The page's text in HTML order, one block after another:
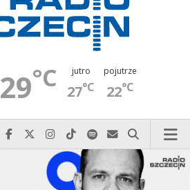
29°C jutro
27°C
pojutrze
22°C
Najlepiej po prostu do nas zadzwoń
Odwiedź nas na Facebook-u
Odwiedź nas na X
Odwiedź nas na Instagram-ie
Odwiedź nas na TikTok-u
Szukaj nas na Spotify
Wyślij do nas
Szukaj